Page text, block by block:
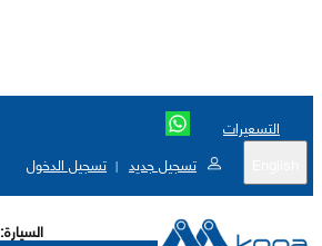
التسعيرات
تسجيل جديد | تسجيل الدخول
السيارة: